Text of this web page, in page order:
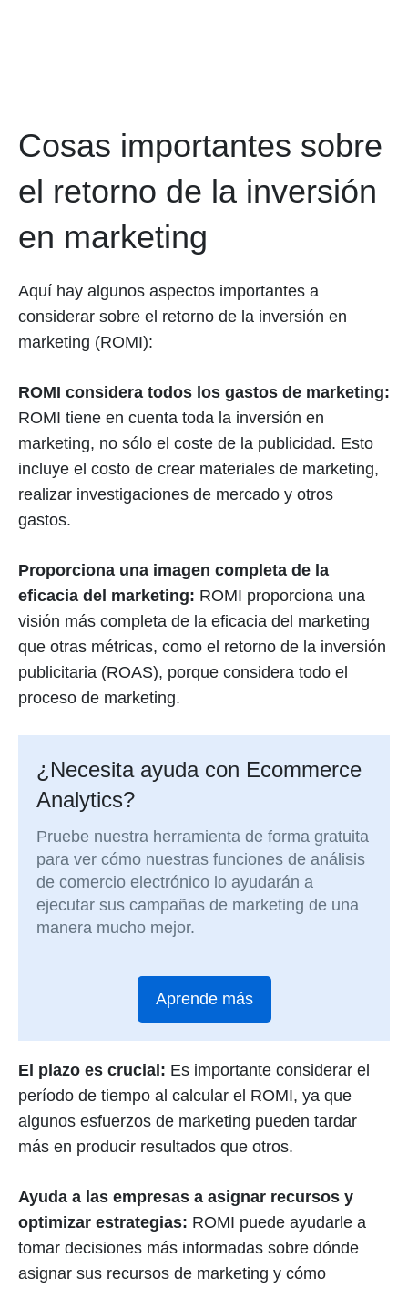
Cosas importantes sobre
el retorno de la inversión
en marketing
Aquí hay algunos aspectos importantes a
considerar sobre el retorno de la inversión en
marketing (ROMI):
ROMI considera todos los gastos de marketing:
ROMI tiene en cuenta toda la inversión en
marketing, no sólo el coste de la publicidad. Esto
incluye el costo de crear materiales de marketing,
realizar investigaciones de mercado y otros
gastos.
Proporciona una imagen completa de la
eficacia del marketing: ROMI proporciona una
visión más completa de la eficacia del marketing
que otras métricas, como el retorno de la inversión
publicitaria (ROAS), porque considera todo el
proceso de marketing.
¿Necesita ayuda con Ecommerce
Analytics?
Pruebe nuestra herramienta de forma gratuita
para ver cómo nuestras funciones de análisis
de comercio electrónico lo ayudarán a
ejecutar sus campañas de marketing de una
manera mucho mejor.
Aprende más
El plazo es crucial: Es importante considerar el
período de tiempo al calcular el ROMI, ya que
algunos esfuerzos de marketing pueden tardar
más en producir resultados que otros.
Ayuda a las empresas a asignar recursos y
optimizar estrategias: ROMI puede ayudarle a
tomar decisiones más informadas sobre dónde
asignar sus recursos de marketing y cómo